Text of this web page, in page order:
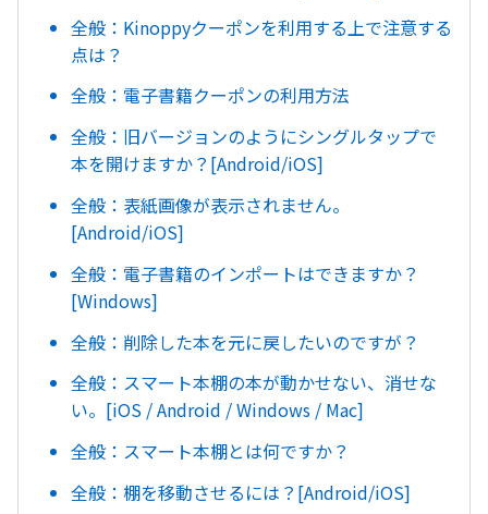
全般：Kinoppyクーポンを利用する上で注意する
点は？
全般：電子書籍クーポンの利用方法
全般：旧バージョンのようにシングルタップで
本を開けますか？[Android/iOS]
全般：表紙画像が表示されません。
[Android/iOS]
全般：電子書籍のインポートはできますか？
[Windows]
全般：削除した本を元に戻したいのですが？
全般：スマート本棚の本が動かせない、消せな
い。[iOS / Android / Windows / Mac]
全般：スマート本棚とは何ですか？
全般：棚を移動させるには？[Android/iOS]